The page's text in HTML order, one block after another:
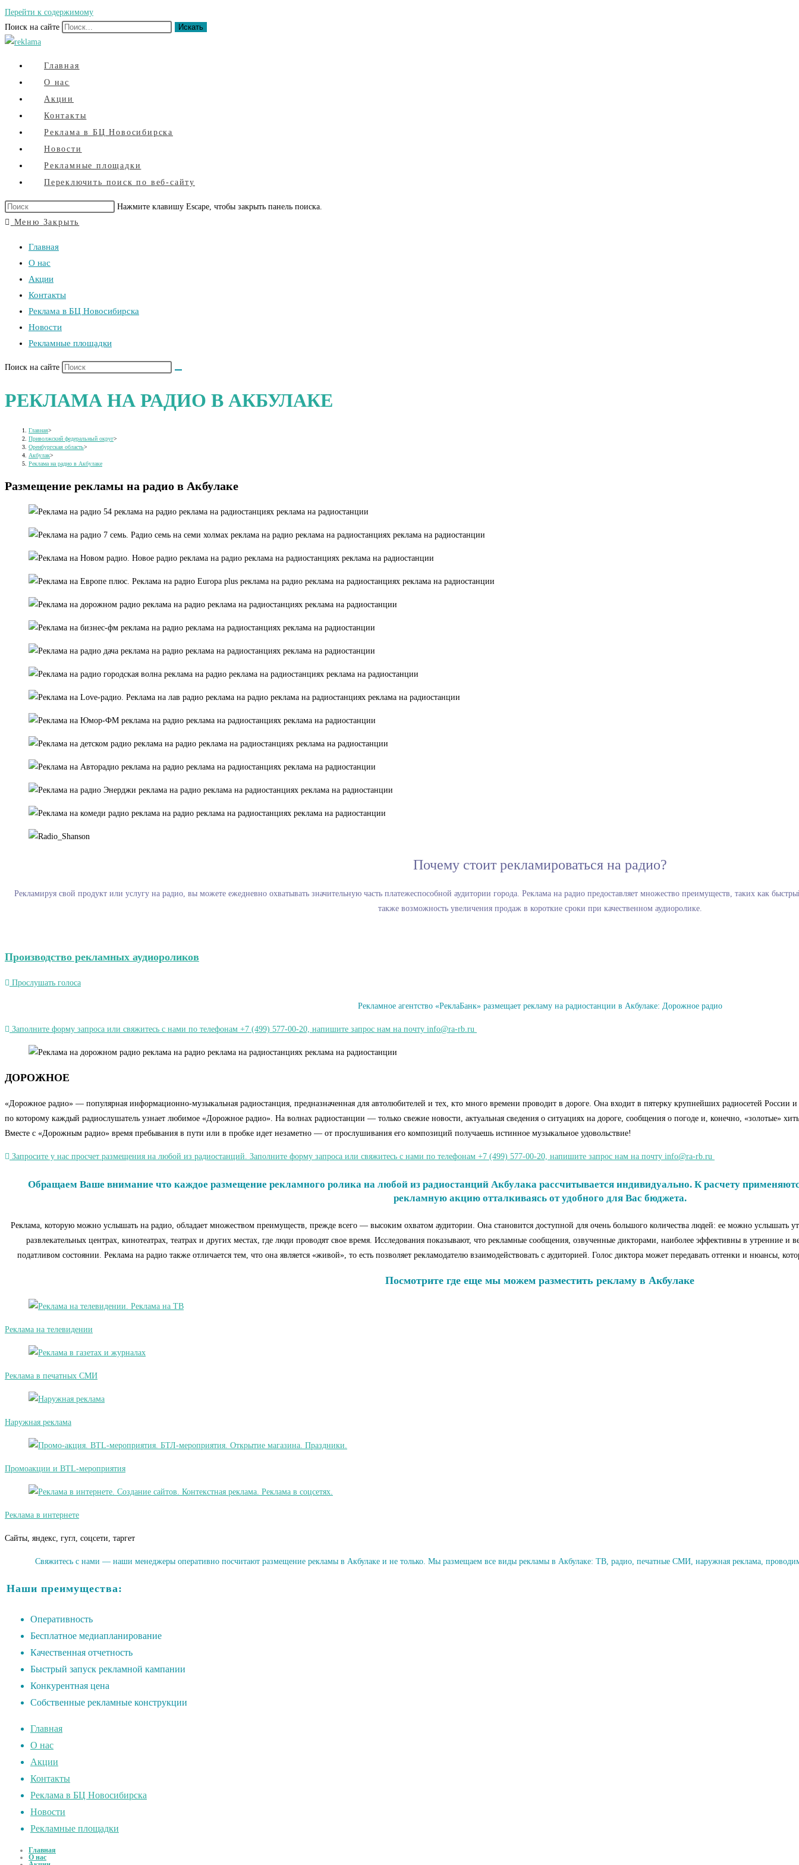
Перейти к содержимому
Поиск на сайте
Искать
Главная
О нас
Акции
Контакты
Реклама в БЦ Новосибирска
Новости
Рекламные площадки
Переключить поиск по веб-сайту
Нажмите клавишу Escape, чтобы закрыть панель поиска.
Меню Закрыть
Главная
О нас
Акции
Контакты
Реклама в БЦ Новосибирска
Новости
Рекламные площадки
Поиск на сайте
РЕКЛАМА НА РАДИО В АКБУЛАКЕ
Главная>
Приволжский федеральный округ>
Оренбургская область>
Акбулак>
Реклама на радио в Акбулаке
Размещение рекламы на радио в Акбулаке
Почему стоит рекламироваться на радио?
Рекламируя свой продукт или услугу на радио, вы можете ежедневно охватывать значительную часть платежеспособной аудитории города. Реклама на радио предоставляет множество преимуществ, таких как
также возможность увеличения продаж в короткие сроки при качественном аудиоролике.
Производство рекламных аудиороликов
Прослушать голоса
Рекламное агентство «РеклаБанк» размещает рекламу на радиостанции в Акбулаке: Дорожное радио
Заполните форму запроса или свяжитесь с нами по телефонам +7 (499) 577-00-20, напишите запрос нам на почту info@ra-rb.ru
ДОРОЖНОЕ
«Дорожное радио» — популярная информационно-музыкальная радиостанция, предназначенная для автолюбителей и тех, кто много времени проводит в дороге. Она входит в пятерку крупнейших радиосетей
по которому каждый радиослушатель узнает любимое «Дорожное радио». На волнах радиостанции — только свежие новости, актуальная сведения о ситуациях на дороге, сообщения о погоде и, конечно, «золотые»
Вместе с «Дорожным радио» время пребывания в пути или в пробке идет незаметно — от прослушивания его композиций получаешь истинное музыкальное удовольствие!
Запросите у нас просчет размещения на любой из радиостанций. Заполните форму запроса или свяжитесь с нами по телефонам +7 (499) 577-00-20, напишите запрос нам на почту info@ra-rb.ru
Обращаем Ваше внимание что каждое размещение рекламного ролика на любой из радиостанций Акбулака рассчитывается индивидуально. К расчету
рекламную акцию отталкиваясь от удобного для Вас бюджета.
Реклама, которую можно услышать на радио, обладает множеством преимуществ, прежде всего — высоким охватом аудитории. Она становится доступной для очень большого количества людей: ее можно услышать
развлекательных центрах, кинотеатрах, театрах и других местах, где люди проводят свое время. Исследования показывают, что рекламные сообщения, озвученные дикторами, наиболее эффективны в утренние и
податливом состоянии. Реклама на радио также отличается тем, что она является «живой», то есть позволяет рекламодателю взаимодействовать с аудиторией. Голос диктора может передавать оттенки и нюансы,
Посмотрите где еще мы можем разместить рекламу в Акбулаке
Реклама на телевидении
Реклама в печатных СМИ
Наружная реклама
Промоакции и BTL-мероприятия
Реклама в интернете
Сайты, яндекс, гугл, соцсети, таргет
Свяжитесь с нами — наши менеджеры оперативно посчитают размещение рекламы в Акбулаке и не только. Мы размещаем все виды рекламы в Акбулаке: ТВ, радио, печатные СМИ, наружная реклама,
Наши преимущества:
Оперативность
Бесплатное медиапланирование
Качественная отчетность
Быстрый запуск рекламной кампании
Конкурентная цена
Собственные рекламные конструкции
Главная
О нас
Акции
Контакты
Реклама в БЦ Новосибирска
Новости
Рекламные площадки
Главная
О нас